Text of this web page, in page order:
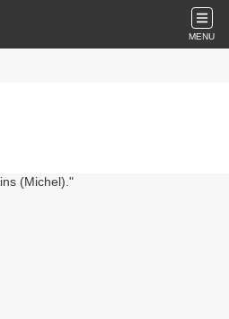
MENU